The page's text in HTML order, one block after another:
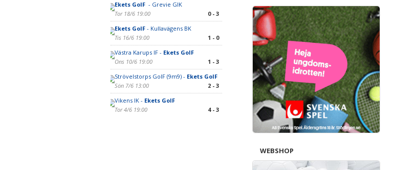
Ekets GoIF - Grevie GIK
Tor 18/6 19:00
0 - 3
Ekets GoIF- Kullavägens BK
Tis 16/6 19:00
1 - 0
Västra Karups IF - Ekets GoIF
Ons 10/6 19:00
1 - 3
Strövelstorps GoIF (9m9) - Ekets GoIF
Sön 7/6 13:00
2 - 3
Vikens IK - Ekets GoIF
Tor 4/6 19:00
4 - 3
WEBSHOP